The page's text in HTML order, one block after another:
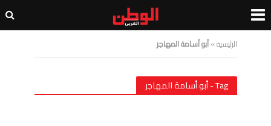
الرئيسية»أبو أسامة المهاجر
Tag - أبو أسامة المهاجر